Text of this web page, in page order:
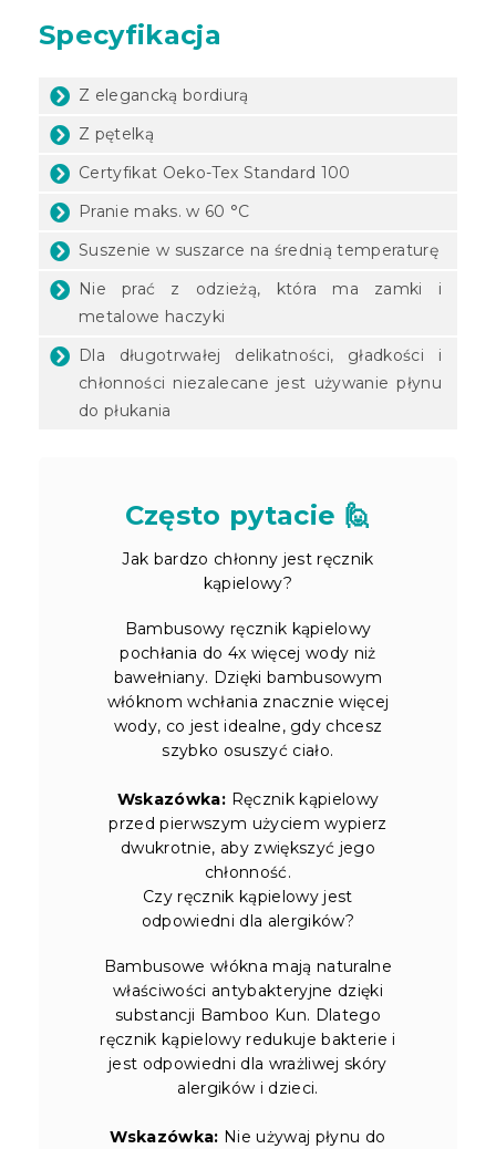
Specyfikacja
Z elegancką bordiurą
Z pętelką
Certyfikat Oeko-Tex Standard 100
Pranie maks. w 60 °C
Suszenie w suszarce na średnią temperaturę
Nie prać z odzieżą, która ma zamki i
metalowe haczyki
Dla długotrwałej delikatności, gładkości i
chłonności niezalecane jest używanie płynu
do płukania
Często pytacie 🙋
Jak bardzo chłonny jest ręcznik
kąpielowy?
Bambusowy ręcznik kąpielowy
pochłania do 4x więcej wody niż
bawełniany. Dzięki bambusowym
włóknom wchłania znacznie więcej
wody, co jest idealne, gdy chcesz
szybko osuszyć ciało.
Wskazówka: Ręcznik kąpielowy
przed pierwszym użyciem wypierz
dwukrotnie, aby zwiększyć jego
chłonność.
Czy ręcznik kąpielowy jest
odpowiedni dla alergików?
Bambusowe włókna mają naturalne
właściwości antybakteryjne dzięki
substancji Bamboo Kun. Dlatego
ręcznik kąpielowy redukuje bakterie i
jest odpowiedni dla wrażliwej skóry
alergików i dzieci.
Wskazówka: Nie używaj płynu do